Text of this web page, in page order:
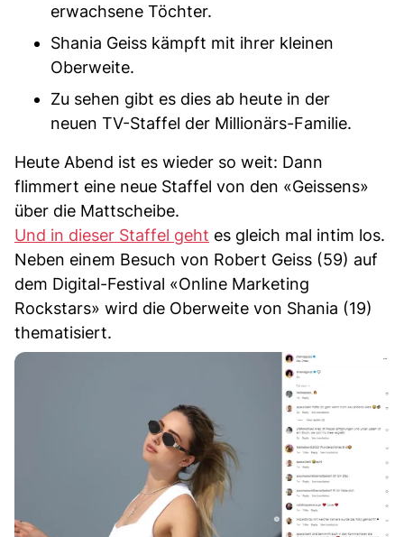
erwachsene Töchter.
Shania Geiss kämpft mit ihrer kleinen
Oberweite.
Zu sehen gibt es dies ab heute in der
neuen TV-Staffel der Millionärs-Familie.
Heute Abend ist es wieder so weit: Dann
flimmert eine neue Staffel von den «Geissens»
über die Mattscheibe.
Und in dieser Staffel geht es gleich mal intim los.
Neben einem Besuch von Robert Geiss (59) auf
dem Digital-Festival «Online Marketing
Rockstars» wird die Oberweite von Shania (19)
thematisiert.